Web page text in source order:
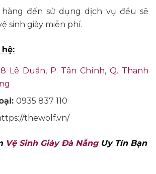
hàng đến sử dụng dịch vụ đều sẽ
sinh giày miễn phí.
Lê Duẩn, P. Tân Chính, Q. Thanh
0935 837 110
thewolf.vn/
Vệ Sinh Giày Đà NẵngUy Tín Bạn